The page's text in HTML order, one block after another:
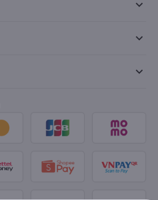
keyboard_arrow_down
keyboard_arrow_down
keyboard_arrow_down